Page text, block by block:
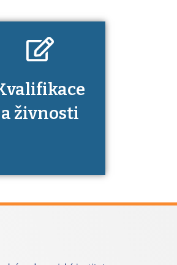
a živnosti